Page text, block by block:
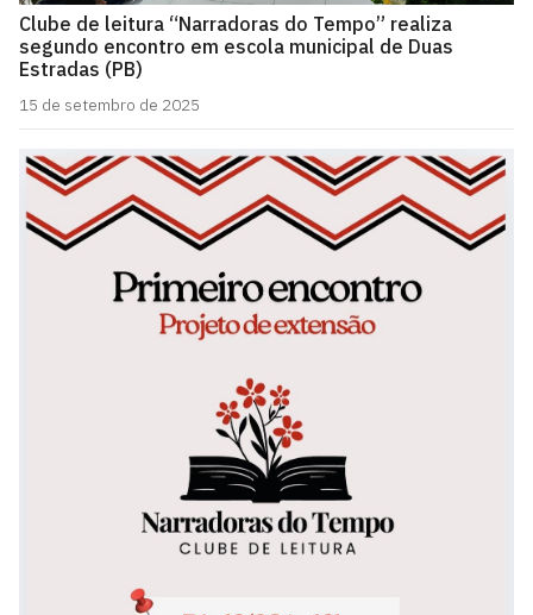
Clube de leitura “Narradoras do Tempo” realiza
segundo encontro em escola municipal de Duas
Estradas (PB)
15 de setembro de 2025